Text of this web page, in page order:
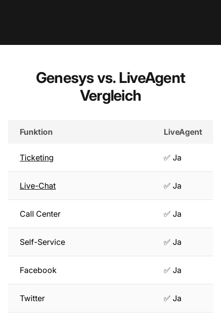
Genesys vs. LiveAgent
Vergleich
Funktion LiveAgent
Ticketing ✅ Ja
Live-Chat ✅ Ja
Call Center ✅ Ja
Self-Service ✅ Ja
Facebook ✅ Ja
Twitter ✅ Ja